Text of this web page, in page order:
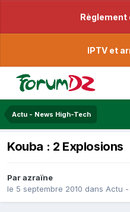
Règlement
IPTV et
Actu - News High-Tech
Kouba : 2 Explosions
Parazraïne
le 5 septembre 2010 dans Actu -